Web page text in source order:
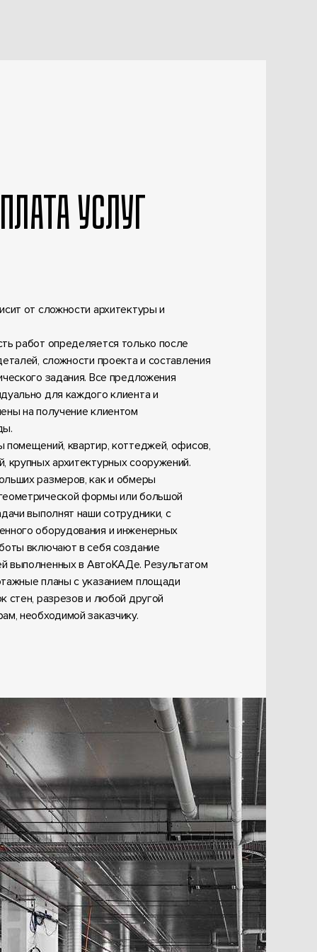
УСЛУГ
от сложности архитектуры и
работ определяется только после
сложности проекта и составления
задания. Все предложения
для каждого клиента и
на получение клиентом
квартир, коттеджей, офисов,
крупных архитектурных сооружений.
размеров, как и обмеры
формы или большой
выполнят наши сотрудники, с
оборудования и инженерных
включают в себя создание
выполненных в АвтоКАДе. Результатом
планы с указанием площади
стен, разрезов и любой другой
необходимой заказчику.